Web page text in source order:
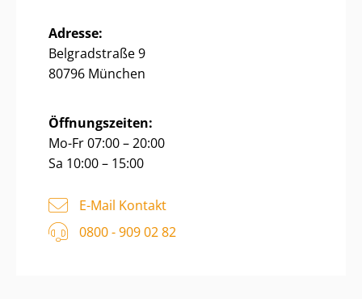
Adresse:
Belgradstraße 9
80796 München
Öffnungszeiten:
Mo-Fr 07:00 – 20:00
Sa 10:00 – 15:00
E-Mail Kontakt
0800 - 909 02 82